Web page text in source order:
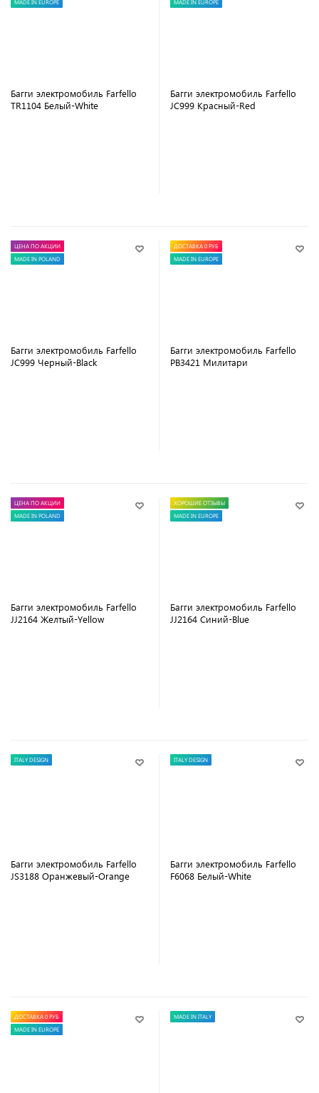
MADE IN EUROPE
Багги электромобиль Farfello
TR1104 Белый-White
MADE IN EUROPE
Багги электромобиль Farfello
JC999 Красный-Red
ЦЕНА ПО АКЦИИ
MADE IN POLAND
Багги электромобиль Farfello
JC999 Черный-Black
ДОСТАВКА 0 РУБ
MADE IN EUROPE
Багги электромобиль Farfello
PB3421 Милитари
ЦЕНА ПО АКЦИИ
MADE IN POLAND
Багги электромобиль Farfello
JJ2164 Желтый-Yellow
ХОРОШИЕ ОТЗЫВЫ
MADE IN EUROPE
Багги электромобиль Farfello
JJ2164 Синий-Blue
ITALY DESIGN
Багги электромобиль Farfello
JS3188 Оранжевый-Orange
ITALY DESIGN
Багги электромобиль Farfello
F6068 Белый-White
ДОСТАВКА 0 РУБ
MADE IN EUROPE
MADE IN ITALY